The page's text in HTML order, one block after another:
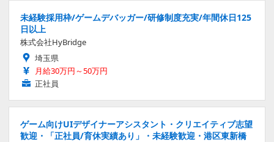
未経験採用枠/ゲームデバッガー/研修制度充実/年間休日125
日以上
株式会社HyBridge
埼玉県
月給30万円～50万円
正社員
ゲーム向けUIデザイナーアシスタント・クリエイティブ志望
歓迎・「正社員/育休実績あり」・未経験歓迎・港区東新橋